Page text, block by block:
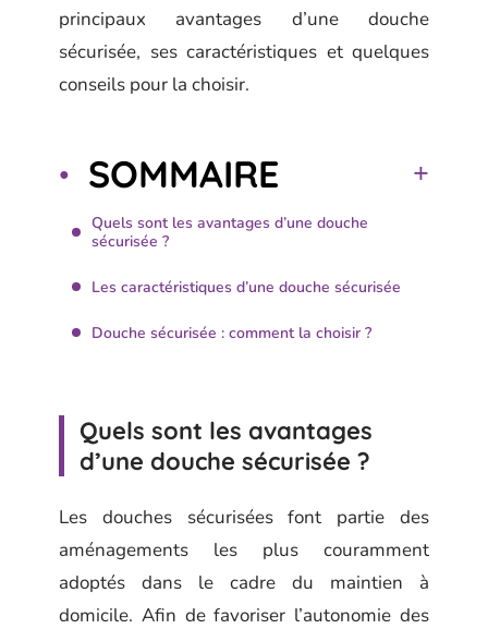
principaux avantages d’une douche
sécurisée, ses caractéristiques et quelques
conseils pour la choisir.
SOMMAIRE
Quels sont les avantages d’une douche
sécurisée ?
Les caractéristiques d’une douche sécurisée
Douche sécurisée : comment la choisir ?
Quels sont les avantages
d’une douche sécurisée ?
Les douches sécurisées font partie des
aménagements les plus couramment
adoptés dans le cadre du maintien à
domicile. Afin de favoriser l’autonomie des